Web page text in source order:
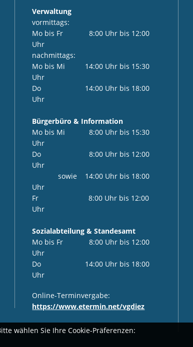
Verwaltung
vormittags:
Mo bis Fr 8:00 Uhr bis 12:00
Uhr
nachmittags:
Mo bis Mi 14:00 Uhr bis 15:30
Uhr
Do 14:00 Uhr bis 18:00
Uhr
Bürgerbüro & Information
Mo bis Mi 8:00 Uhr bis 15:30
Uhr
Do 8:00 Uhr bis 12:00
Uhr
sowie 14:00 Uhr bis 18:00
Uhr
Fr 8:00 Uhr bis 12:00
Uhr
Sozialabteilung & Standesamt
Mo bis Fr 8:00 Uhr bis 12:00
Uhr
Do 14:00 Uhr bis 18:00
Uhr
Online-Terminvergabe:
https://www.etermin.net/vgdiez
wählen Sie Ihre Cookie-Präferenzen: